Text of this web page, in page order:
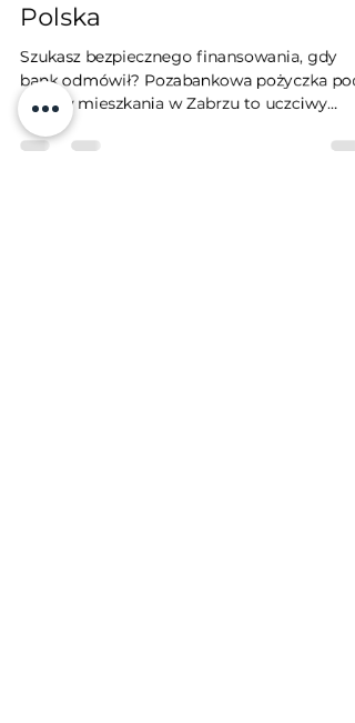
Polska
Szukasz bezpiecznego finansowania, gdy
bank odmówił? Pozabankowa pożyczka pod
zastaw mieszkania w Zabrzu to uczciwy
kapitał dla firm, rolników i osób prywatnych.
Jako niezależny inwestor gwarantuję okres